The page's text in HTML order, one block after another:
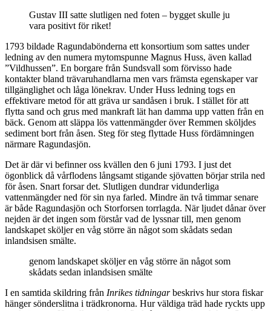
Gustav III satte slutligen ned foten – bygget skulle ju
vara positivt för riket!
1793 bildade Ragundabönderna ett konsortium som sattes under
ledning av den numera mytomspunne Magnus Huss, även kallad
”Vildhussen”. En borgare från Sundsvall som förvisso hade
kontakter bland trävaruhandlarna men vars främsta egenskaper var
tillgänglighet och låga lönekrav. Under Huss ledning togs en
effektivare metod för att gräva ur sandåsen i bruk. I stället för att
flytta sand och grus med mankraft lät han damma upp vatten från en
bäck. Genom att släppa lös vattenmängder över Remmen sköljdes
sediment bort från åsen. Steg för steg flyttade Huss fördämningen
närmare Ragundasjön.
Det är där vi befinner oss kvällen den 6 juni 1793. I just det
ögonblick då vårflodens långsamt stigande sjövatten börjar strila ned
för åsen. Snart forsar det. Slutligen dundrar vidunderliga
vattenmängder ned för sin nya farled. Mindre än två timmar senare
är både Ragundasjön och Storforsen torrlagda. När ljudet dånar över
nejden är det ingen som förstår vad de lyssnar till, men genom
landskapet sköljer en våg större än något som skådats sedan
inlandsisen smälte.
genom landskapet sköljer en våg större än något som
skådats sedan inlandsisen smälte
I en samtida skildring från Inrikes tidningarbeskrivs hur stora fiskar
hänger sönderslitna i trädkronorna. Hur väldiga träd hade ryckts upp